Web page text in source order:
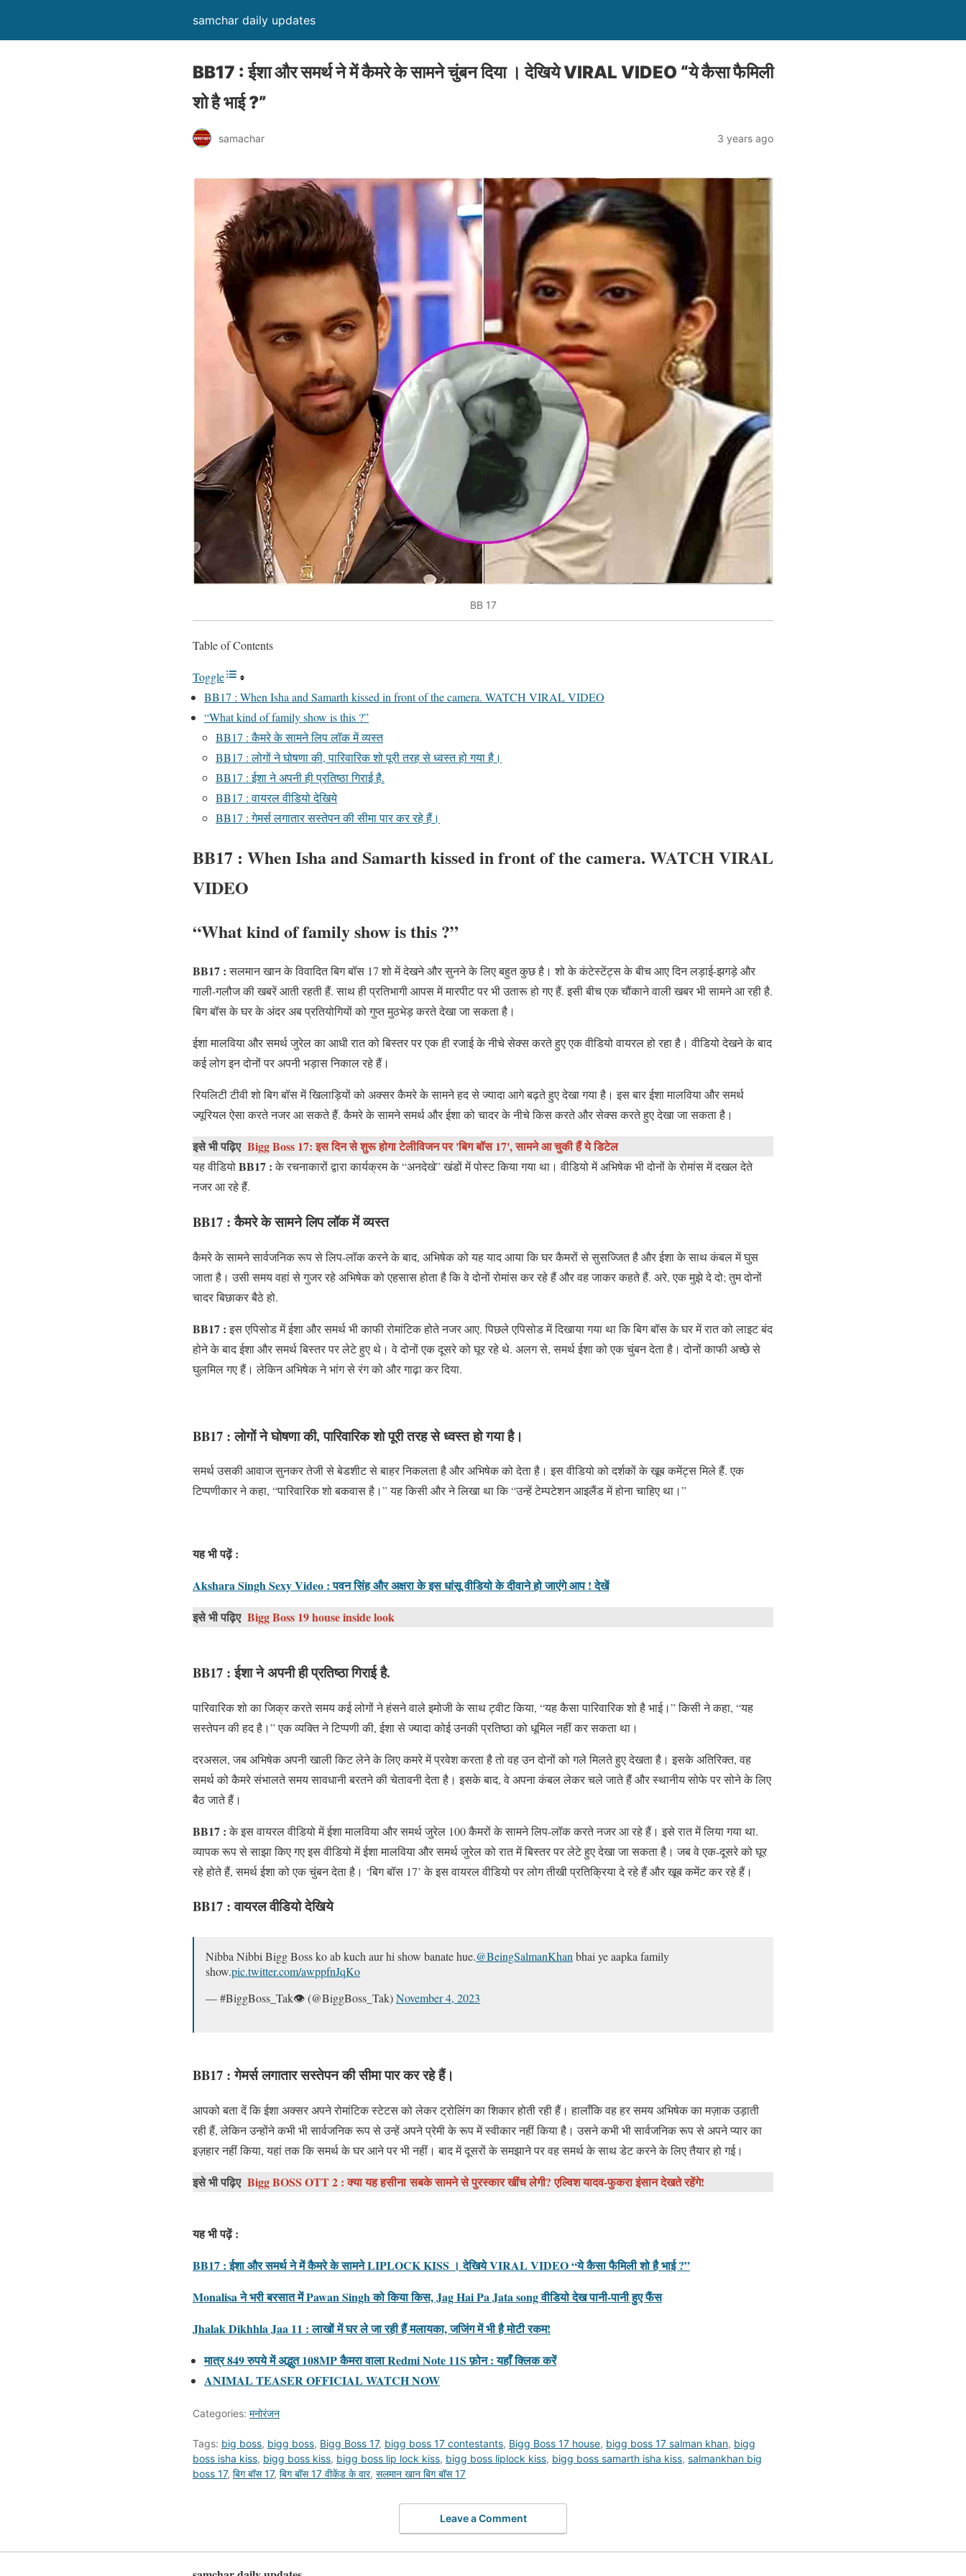
samchar daily updates
BB17 : ईशा और समर्थ ने में कैमरे के सामने चुंबन दिया । देखिये VIRAL VIDEO “ये कैसा फैमिली
शो है भाई ?”
samachar 3 years ago
BB 17
Table of Contents
Toggle
BB17 : When Isha and Samarth kissed in front of the camera. WATCH VIRAL VIDEO
“What kind of family show is this ?”
BB17 : कैमरे के सामने लिप लॉक में व्यस्त
BB17 : लोगों ने घोषणा की, पारिवारिक शो पूरी तरह से ध्वस्त हो गया है।
BB17 : ईशा ने अपनी ही प्रतिष्ठा गिराई है.
BB17 : वायरल वीडियो देखिये
BB17 : गेमर्स लगातार सस्तेपन की सीमा पार कर रहे हैं।
BB17 : When Isha and Samarth kissed in front of the camera. WATCH VIRAL
VIDEO
“What kind of family show is this ?”
BB17 :सलमान खान के विवादित बिग बॉस 17 शो में देखने और सुनने के लिए बहुत कुछ है। शो के कंटेस्टेंट्स के बीच आए दिन लड़ाई-झगड़े और
गाली-गलौज की खबरें आती रहती हैं. साथ ही प्रतिभागी आपस में मारपीट पर भी उतारू हो गए हैं. इसी बीच एक चौंकाने वाली खबर भी सामने आ रही है.
बिग बॉस के घर के अंदर अब प्रतियोगियों को गुप्त मुठभेड़ करते देखा जा सकता है।
ईशा मालविया और समर्थ जुरेल का आधी रात को बिस्तर पर एक ही रजाई के नीचे सेक्स करते हुए एक वीडियो वायरल हो रहा है। वीडियो देखने के बाद
कई लोग इन दोनों पर अपनी भड़ास निकाल रहे हैं।
रियलिटी टीवी शो बिग बॉस में खिलाड़ियों को अक्सर कैमरे के सामने हद से ज्यादा आगे बढ़ते हुए देखा गया है। इस बार ईशा मालविया और समर्थ
ज्यूरियल ऐसा करते नजर आ सकते हैं. कैमरे के सामने समर्थ और ईशा को चादर के नीचे किस करते और सेक्स करते हुए देखा जा सकता है।
इसे भी पढ़िए Bigg Boss 17: इस दिन से शुरू होगा टेलीविजन पर 'बिग बॉस 17', सामने आ चुकी हैं ये डिटेल
यह वीडियोBB17 :के रचनाकारों द्वारा कार्यक्रम के “अनदेखे” खंडों में पोस्ट किया गया था। वीडियो में अभिषेक भी दोनों के रोमांस में दखल देते
नजर आ रहे हैं.
BB17 :कैमरे के सामने लिप लॉक में व्यस्त
कैमरे के सामने सार्वजनिक रूप से लिप-लॉक करने के बाद, अभिषेक को यह याद आया कि घर कैमरों से सुसज्जित है और ईशा के साथ कंबल में घुस
जाता है। उसी समय वहां से गुजर रहे अभिषेक को एहसास होता है कि वे दोनों रोमांस कर रहे हैं और वह जाकर कहते हैं. अरे, एक मुझे दे दो; तुम दोनों
चादर बिछाकर बैठे हो.
BB17 :इस एपिसोड में ईशा और समर्थ भी काफी रोमांटिक होते नजर आए. पिछले एपिसोड में दिखाया गया था कि बिग बॉस के घर में रात को लाइट बंद
होने के बाद ईशा और समर्थ बिस्तर पर लेटे हुए थे। वे दोनों एक दूसरे को घूर रहे थे. अलग से, समर्थ ईशा को एक चुंबन देता है। दोनों काफी अच्छे से
घुलमिल गए हैं। लेकिन अभिषेक ने भांग से रंग को और गाढ़ा कर दिया.
BB17 :लोगों ने घोषणा की, पारिवारिक शो पूरी तरह से ध्वस्त हो गया है।
समर्थ उसकी आवाज सुनकर तेजी से बेडशीट से बाहर निकलता है और अभिषेक को देता है। इस वीडियो को दर्शकों के खूब कमेंट्स मिले हैं. एक
टिप्पणीकार ने कहा, “पारिवारिक शो बकवास है।” यह किसी और ने लिखा था कि “उन्हें टेम्पटेशन आइलैंड में होना चाहिए था।”
यह भी पढ़ें :
Akshara Singh Sexy Video : पवन सिंह और अक्षरा के इस धांसू वीडियो के दीवाने हो जाएंगे आप ! देखें
इसे भी पढ़िए Bigg Boss 19 house inside look
BB17 :ईशा ने अपनी ही प्रतिष्ठा गिराई है.
पारिवारिक शो का जिक्र करते समय कई लोगों ने हंसने वाले इमोजी के साथ ट्वीट किया, “यह कैसा पारिवारिक शो है भाई।” किसी ने कहा, “यह
सस्तेपन की हद है।” एक व्यक्ति ने टिप्पणी की, ईशा से ज्यादा कोई उनकी प्रतिष्ठा को धूमिल नहीं कर सकता था।
दरअसल, जब अभिषेक अपनी खाली किट लेने के लिए कमरे में प्रवेश करता है तो वह उन दोनों को गले मिलते हुए देखता है। इसके अतिरिक्त, वह
समर्थ को कैमरे संभालते समय सावधानी बरतने की चेतावनी देता है। इसके बाद, वे अपना कंबल लेकर चले जाते हैं और स्थानीय सोफे पर सोने के लिए
बैठ जाते हैं।
BB17 :के इस वायरल वीडियो में ईशा मालविया और समर्थ जुरेल 100 कैमरों के सामने लिप-लॉक करते नजर आ रहे हैं। इसे रात में लिया गया था.
व्यापक रूप से साझा किए गए इस वीडियो में ईशा मालविया और समर्थ जुरेल को रात में बिस्तर पर लेटे हुए देखा जा सकता है। जब वे एक-दूसरे को घूर
रहे होते हैं, समर्थ ईशा को एक चुंबन देता है। ‘बिग बॉस 17’ के इस वायरल वीडियो पर लोग तीखी प्रतिक्रिया दे रहे हैं और खूब कमेंट कर रहे हैं।
BB17 : वायरल वीडियो देखिये
Nibba Nibbi Bigg Boss ko ab kuch aur hi show banate hue.@BeingSalmanKhan bhai ye aapka family
show.pic.twitter.com/awppfnJqKo
— #BiggBoss_Tak👁 (@BiggBoss_Tak)November 4, 2023
BB17 :गेमर्स लगातार सस्तेपन की सीमा पार कर रहे हैं।
आपको बता दें कि ईशा अक्सर अपने रोमांटिक स्टेटस को लेकर ट्रोलिंग का शिकार होती रही हैं। हालाँकि वह हर समय अभिषेक का मज़ाक उड़ाती
रही हैं, लेकिन उन्होंने कभी भी सार्वजनिक रूप से उन्हें अपने प्रेमी के रूप में स्वीकार नहीं किया है। उसने कभी भी सार्वजनिक रूप से अपने प्यार का
इज़हार नहीं किया, यहां तक कि समर्थ के घर आने पर भी नहीं। बाद में दूसरों के समझाने पर वह समर्थ के साथ डेट करने के लिए तैयार हो गई।
इसे भी पढ़िए Bigg BOSS OTT 2 : क्या यह हसीना सबके सामने से पुरस्कार खींच लेगी? एल्विश यादव-फुकरा इंसान देखते रहेंगे!
यह भी पढ़ें :
BB17 : ईशा और समर्थ ने में कैमरे के सामने LIPLOCK KISS । देखिये VIRAL VIDEO “ये कैसा फैमिली शो है भाई ?”
Monalisa ने भरी बरसात में Pawan Singh को किया किस, Jag Hai Pa Jata song वीडियो देख पानी-पानी हुए फैंस
Jhalak Dikhhla Jaa 11 : लाखों में घर ले जा रही हैं मलायका, जजिंग में भी है मोटी रकम!
मात्र 849 रुपये में अद्भुत 108MP कैमरा वाला Redmi Note 11S फ़ोन : यहाँ क्लिक करें
ANIMAL TEASER OFFICIAL WATCH NOW
Categories: मनोरंजन
Tags: big boss, bigg boss, Bigg Boss 17, bigg boss 17 contestants, Bigg Boss 17 house, bigg boss 17 salman khan, bigg
boss isha kiss, bigg boss kiss, bigg boss lip lock kiss, bigg boss liplock kiss, bigg boss samarth isha kiss, salmankhan big
boss 17, बिग बॉस 17, बिग बॉस 17 वीकेंड के वार, सलमान खान बिग बॉस 17
Leave a Comment